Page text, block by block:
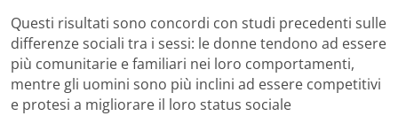
Questi risultati sono concordi con studi precedenti sulle
differenze sociali tra i sessi: le donne tendono ad essere
più comunitarie e familiari nei loro comportamenti,
mentre gli uomini sono più inclini ad essere competitivi
e protesi a migliorare il loro status sociale